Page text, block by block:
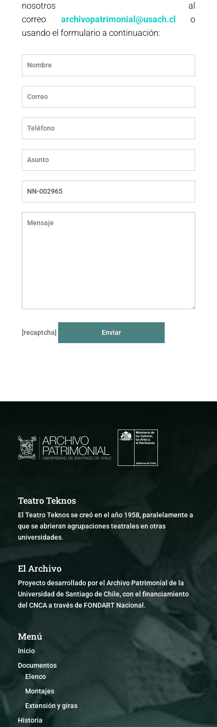
nosotros al
correo archivopatrimonial@usach.cl
o
usando el formulario a continuación:
[recaptcha]
Teatro Teknos
El Teatro Teknos se creó en el año 1958, paralelamente a
que se abrieran agrupaciones teatrales en otras
universidades.
El Archivo
Proyecto desarrollado por el Archivo Patrimonial de la
Universidad de Santiago de Chile, con el financiamiento
del CNCA a través de FONDART Nacional.
Menú
Inicio
Documentos
Elenco
Montajes
Extensión y giras
Historia